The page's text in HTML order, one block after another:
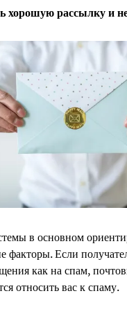
хорошую рассылку и
в основном
факторы. Если
как на спам,
относить вас к спаму.